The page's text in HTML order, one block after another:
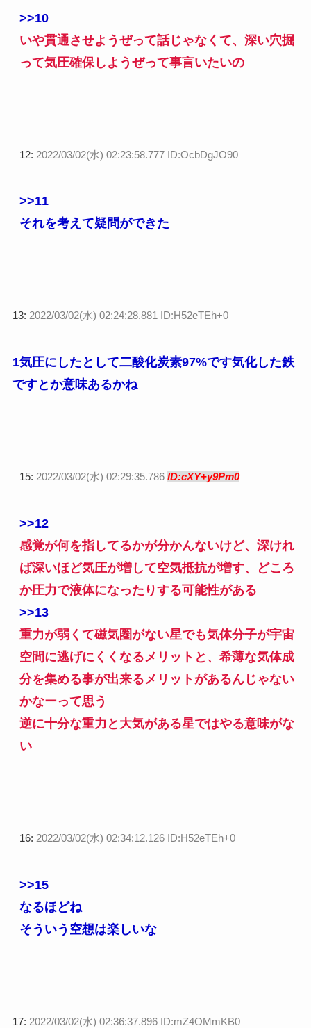
>>10
いや貫通させようぜって話じゃなくて、深い穴掘
って気圧確保しようぜって事言いたいの
12: 2022/03/02(水) 02:23:58.777 ID:OcbDgJO90
>>11
それを考えて疑問ができた
13: 2022/03/02(水) 02:24:28.881 ID:H52eTEh+0
1気圧にしたとして二酸化炭素97%です気化した鉄
ですとか意味あるかね
15: 2022/03/02(水) 02:29:35.786 ID:cXY+y9Pm0
>>12
感覚が何を指してるかが分かんないけど、深けれ
ば深いほど気圧が増して空気抵抗が増す、どころ
か圧力で液体になったりする可能性がある
>>13
重力が弱くて磁気圏がない星でも気体分子が宇宙
空間に逃げにくくなるメリットと、希薄な気体成
分を集める事が出来るメリットがあるんじゃない
かなーって思う
逆に十分な重力と大気がある星ではやる意味がな
い
16: 2022/03/02(水) 02:34:12.126 ID:H52eTEh+0
>>15
なるほどね
そういう空想は楽しいな
17: 2022/03/02(水) 02:36:37.896 ID:mZ4OMmKB0